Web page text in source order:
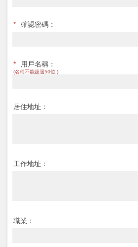
* 確認密碼：
* 用戶名稱：
(名稱不能超過50位 )
居住地址：
工作地址：
職業：